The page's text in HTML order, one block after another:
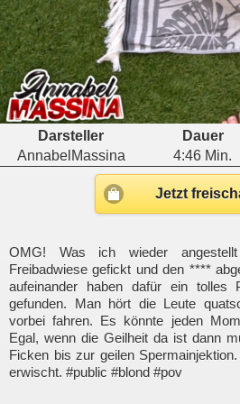
Darsteller Dauer
AnnabelMassina
4:46 Min.
Jetzt
OMG! Was ich wieder
Freibadwiese gefickt und den ****
aufeinander haben dafür ein tolles
gefunden. Man hört die Leute
vorbei fahren. Es könnte jeden
Egal, wenn die Geilheit da ist dann
Ficken bis zur geilen
erwischt. #public #blond #pov